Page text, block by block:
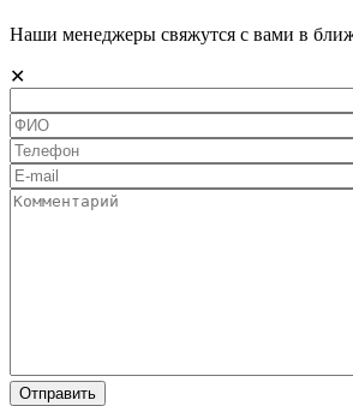
Наши менеджеры свяжутся с вами в
✕